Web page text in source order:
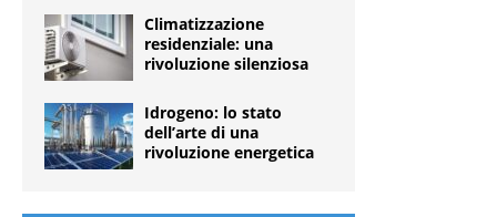
Climatizzazione
residenziale: una
rivoluzione silenziosa
Idrogeno: lo stato
dell’arte di una
rivoluzione energetica